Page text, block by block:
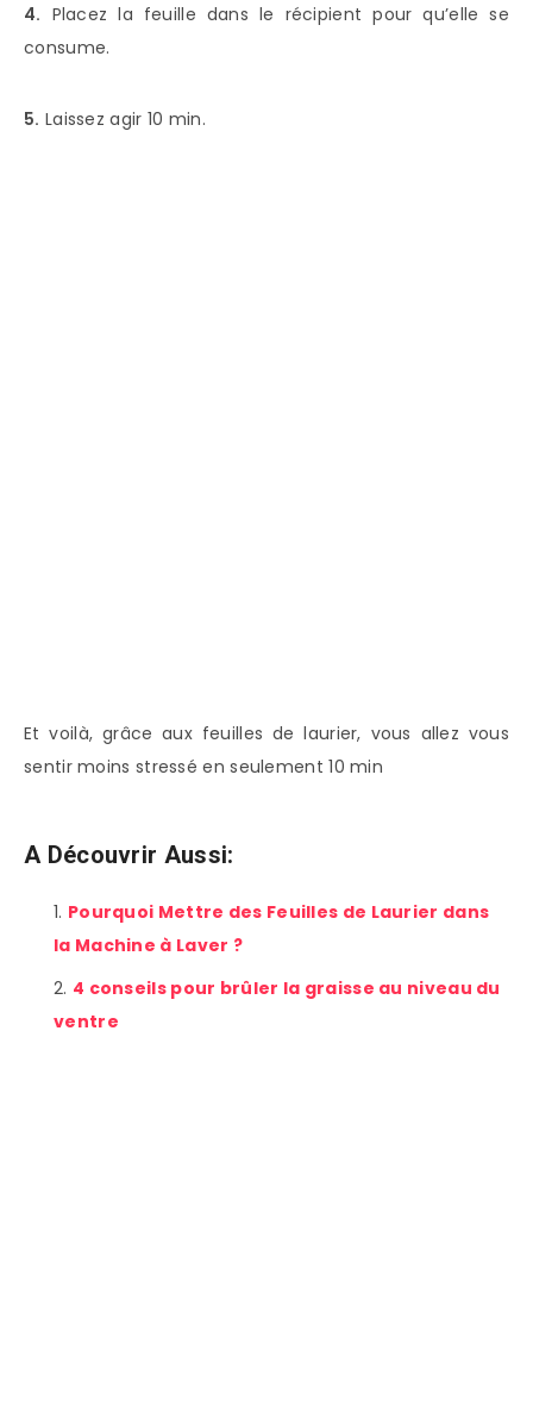
4. Placez la feuille dans le récipient pour qu’elle se
consume.
5. Laissez agir 10 min.
Et voilà, grâce aux feuilles de laurier, vous allez vous
sentir moins stressé en seulement 10 min
A Découvrir Aussi:
Pourquoi Mettre des Feuilles de Laurier dans
la Machine à Laver ?
4 conseils pour brûler la graisse au niveau du
ventre